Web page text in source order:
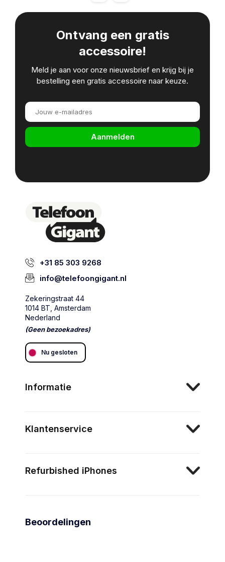
Ontvang een gratis
accessoire!
Meld je aan voor onze nieuwsbrief en krijg bij je
bestelling een gratis accessoire naar keuze.
Aanmelden
+31 85 303 9268
info@telefoongigant.nl
Zekeringstraat 44
1014 BT, Amsterdam
Nederland
(Geen bezoekadres)
Nu gesloten
Informatie
Klantenservice
Refurbished iPhones
Beoordelingen